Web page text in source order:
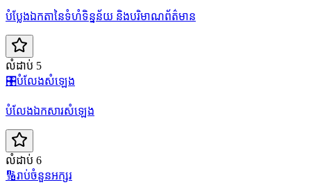
បំប្លែងឯកតានៃទំហំទិន្នន័យ និងបរិមាណព័ត៌មាន
លំដាប់ 5
🎛️បំលែងសំឡេង
បំលែងឯកសារសំឡេង
លំដាប់ 6
🔢រាប់ចំនួនអក្សរ